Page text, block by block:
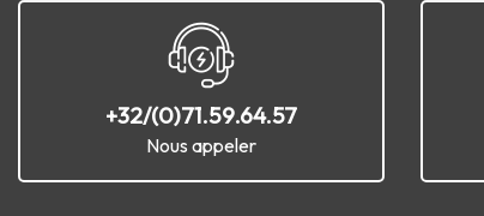
+32/(0)71.59.64.57
Nous appeler